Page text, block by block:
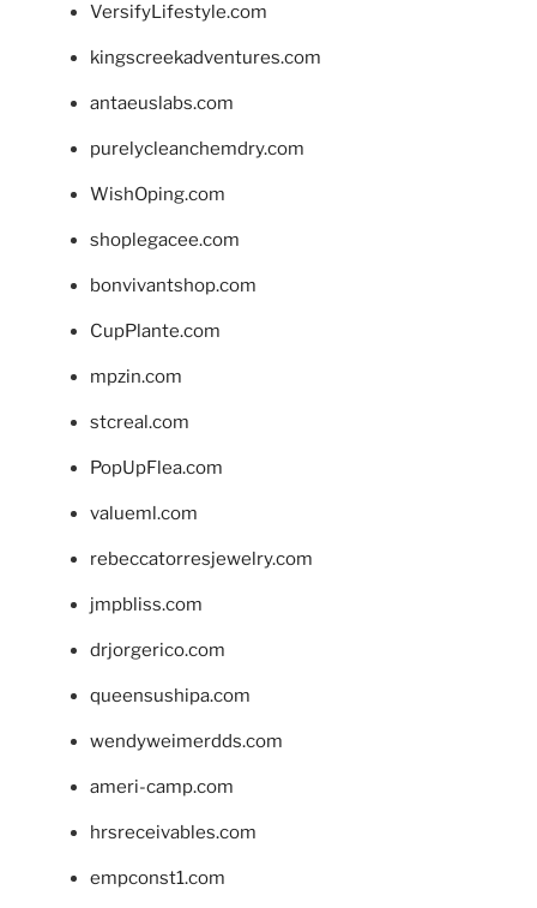
VersifyLifestyle.com
kingscreekadventures.com
antaeuslabs.com
purelycleanchemdry.com
WishOping.com
shoplegacee.com
bonvivantshop.com
CupPlante.com
mpzin.com
stcreal.com
PopUpFlea.com
valueml.com
rebeccatorresjewelry.com
jmpbliss.com
drjorgerico.com
queensushipa.com
wendyweimerdds.com
ameri-camp.com
hrsreceivables.com
empconst1.com